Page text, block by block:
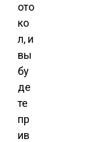
ото
ко
л, и
вы
бу
де
те
пр
ив